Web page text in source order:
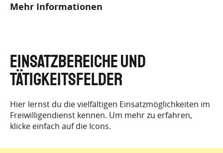
Mehr Informationen
EINSATZBEREICHE UND
TÄTIGKEITSFELDER
Hier lernst du die vielfältigen Einsatzmöglichkeiten im
Freiwilligendienst kennen. Um mehr zu erfahren,
klicke einfach auf die Icons.